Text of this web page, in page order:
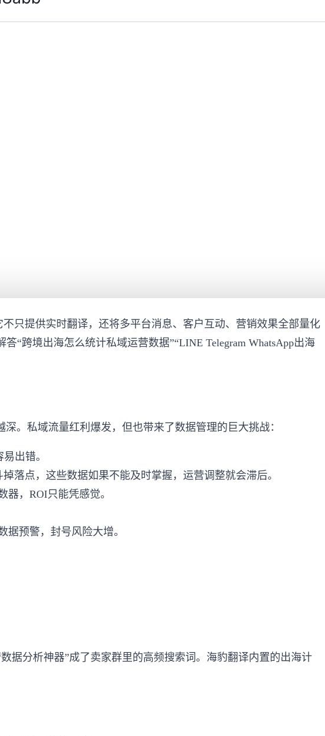
只提供实时翻译，还将多平台消息、客户互动、营销效果全部量化
“跨境出海怎么统计私域运营数据”“LINE Telegram WhatsApp出海
。私域流量红利爆发，但也带来了数据管理的巨大挑战：
出错。
落点，这些数据如果不能及时掌握，运营调整就会滞后。
，ROI只能凭感觉。
预警，封号风险大增。
据分析神器”成了卖家群里的高频搜索词。海豹翻译内置的出海计